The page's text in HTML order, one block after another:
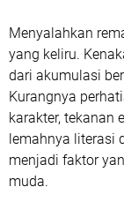
Menyalahkan
yang keliru.
dari akumulasi
Kurangnya
karakter, tekanan
lemahnya literasi
menjadi faktor
muda.